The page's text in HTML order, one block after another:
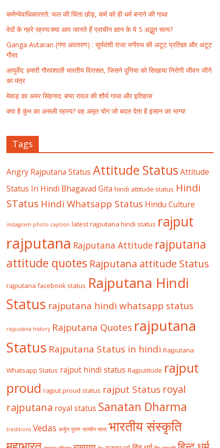
कर्मण्येवाधिकारस्ते: फल की चिंता छोड़, कर्म को ही धर्म बनाने की गाथा
वेदों के गहरे रहस्य:क्या आप जानते हैं प्राचीन ज्ञान के ये 5 अद्भुत सत्य?
Ganga Avtaran (गंगा अवतरण) : सूर्यवंशी राजा भगीरथ की अटूट प्रतिज्ञा और अटूट
गौरव
आयुर्वेद: हमारी गौरवशाली भारतीय विरासत, जिसने दुनिया को सिखाया निरोगी जीवन जीने
का मंत्र
मेवाड़ का अमर सिंहनाद: बप्पा रावल की शौर्य गाथा और इतिहास
क्या है कुंभ का असली रहस्य? वह अमृत योग जो बदल देता है इंसान का भाग्य!
Tags
Angry Rajputana Status Attitude Status Attitude
Status In Hindi Bhagavad Gita hindi attitude status Hindi
STatus Hindi Whatsapp Status Hindu Culture
instagram photo caption latest rajputana hindi status rajput
rajputana Rajputana Attitude rajputana
attitude quotes Rajputana attitude Status
rajputana facebook status Rajputana Hindi
Status rajputana hindi whatsapp status
rajputana history Rajputana Quotes rajputana
Status Rajputana Status in hindi Rajputana
Whatsapp Status rajput hindi status Rajputitude rajput
proud rajput proud status rajput Status royal
rajputana royal status Sanatan Dharma
traditions Vedas अर्जुन पुराण प्राचीन भारत भारतीय संस्कृति